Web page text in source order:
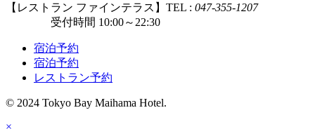
【レストラン ファインテラス】TEL : 047-355-1207
受付時間 10:00～22:30
宿泊予約
宿泊予約
レストラン予約
© 2024 Tokyo Bay Maihama Hotel.
×